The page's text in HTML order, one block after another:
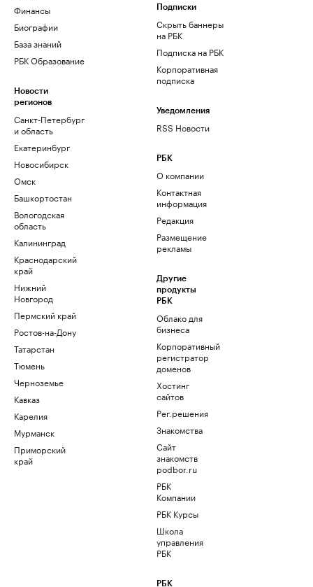
Финансы
Биографии
База знаний
РБК Образование
Новости
регионов
Санкт-Петербург
и область
Екатеринбург
Новосибирск
Омск
Башкортостан
Вологодская
область
Калининград
Краснодарский
край
Нижний
Новгород
Пермский край
Ростов-на-Дону
Татарстан
Тюмень
Черноземье
Кавказ
Карелия
Мурманск
Приморский
край
Подписки
Скрыть баннеры
на РБК
Подписка на РБК
Корпоративная
подписка
Уведомления
RSS Новости
РБК
О компании
Контактная
информация
Редакция
Размещение
рекламы
Другие
продукты
РБК
Облако для
бизнеса
Корпоративный
регистратор
доменов
Хостинг
сайтов
Рег.решения
Знакомства
Сайт
знакомств
podbor.ru
РБК
Компании
РБК Курсы
Школа
управления
РБК
РБК